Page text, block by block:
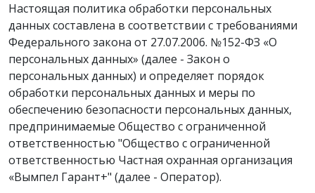
Настоящая политика обработки персональных
данных составлена в соответствии с требованиями
Федерального закона от 27.07.2006. №152-ФЗ «О
персональных данных» (далее - Закон о
персональных данных) и определяет порядок
обработки персональных данных и меры по
обеспечению безопасности персональных данных,
предпринимаемые Общество с ограниченной
ответственностью "Общество с ограниченной
ответственностью Частная охранная организация
«Вымпел Гарант+" (далее - Оператор).